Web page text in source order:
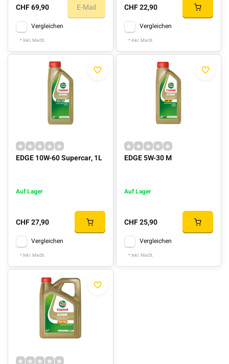
CHF 69,90 E-Mail
Vergleichen
* Inkl. MwSt.
CHF 22,90
Vergleichen
* Inkl. MwSt.
EDGE 10W-60 Supercar, 1L
Auf Lager
CHF 27,90
Vergleichen
* Inkl. MwSt.
EDGE 5W-30 M
Auf Lager
CHF 25,90
Vergleichen
* Inkl. MwSt.